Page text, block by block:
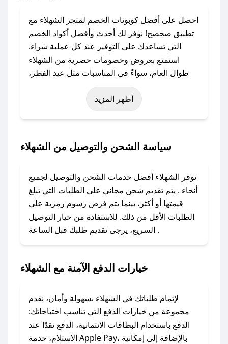
احصل على أفضل كوبونات الخصم لمتجر الشهلاء مع
تطبيق صحصح! نوفر لك أحدث وأفضل أكواد الخصم
التي تساعدك على التوفير عند كل عملية شراء.
استمتع بعروض وخصومات حصرية من الشهلاء
طوال العام، سواءً في المناسبات مثل عيد الفطر،
عيد الأضحى، الجمعة البيضاء (شهر نوفمبر)، رمضان،
اليوم الوطني، يوم التأسيس، أو حتى عروض خاصة
باستخدام تطبيق صحصح، يمكنك العثور بسهولة على
تواصل معنا عبر تويتر أو البريد الإلكتروني لإضافته
بسرعة.
### كيفية استخدام كود خصم الشهلاء؟
1. انسخ كود الخصم من تطبيق صحصح.
2. الصقه في خانة الدفع عند التسوق من الشهلاء.
### ماذا أفعل إذا لم يعمل كود الخصم؟
الرسائل الخاصة على تويتر أو البريد الإلكتروني،
وسنقوم بحل المشكلة في أسرع وقت ممكن.
### ماذا أفعل إذا لم أجد كود خصم لمتجري
أظهر المزيد
سياسة الشحن والتوصيل من الشهلاء
توفر الشهلاء أفضل خدمات الشحن والتوصيل لجميع
أنحاء . يتم تقديم شحن مجاني على الطلبات التي تبلغ
قيمتها أو أكثر، بينما يتم فرض رسوم رمزية على
الطلبات الأقل من ذلك. للاستفادة من خيار التوصيل
السريع، يرجى تقديم طلبك قبل الساعة .
خيارات الدفع الآمنة مع الشهلاء
لإتمام طلباتك في الشهلاء بسهولة وأمان، نقدم
مجموعة من خيارات الدفع التي تناسب احتياجاتك:
الدفع باستخدام البطاقات الائتمانية، الدفع نقدًا عند
الاستلام، خدمة Apple Pay، بالإضافة إلى إمكانية